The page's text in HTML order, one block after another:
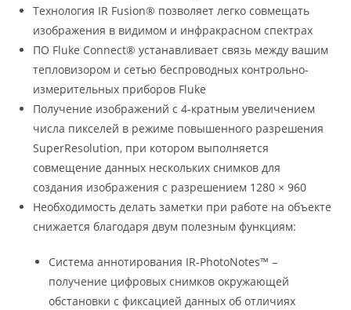
Технология IR Fusion® позволяет легко совмещать
изображения в видимом и инфракрасном спектрах
ПО Fluke Connect® устанавливает связь между вашим
тепловизором и сетью беспроводных контрольно-
измерительных приборов Fluke
Получение изображений с 4-кратным увеличением
числа пикселей в режиме повышенного разрешения
SuperResolution, при котором выполняется
совмещение данных нескольких снимков для
создания изображения с разрешением 1280 × 960
Необходимость делать заметки при работе на объекте
снижается благодаря двум полезным функциям:
Система аннотирования IR-PhotoNotes™ –
получение цифровых снимков окружающей
обстановки с фиксацией данных об отличиях